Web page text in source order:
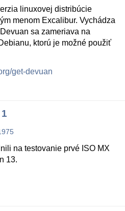
linuxovej distribúcie
menom Excalibur. Vychádza
sa zameriava na
ktorú je možné použiť
get-devuan
na testovanie prvé ISO MX
13.